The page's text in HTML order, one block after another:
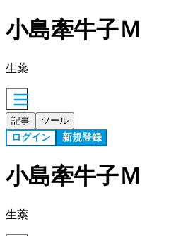
小島牽牛子Ｍ
生薬
記事 ツール
ログイン 新規登録
小島牽牛子Ｍ
生薬